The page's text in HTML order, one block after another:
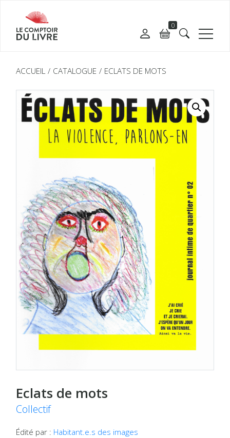
0
ACCUEIL CATALOGUE ECLATS DE MOTS
Eclats de mots
Collectif
Édité par : Habitant.e.s des images